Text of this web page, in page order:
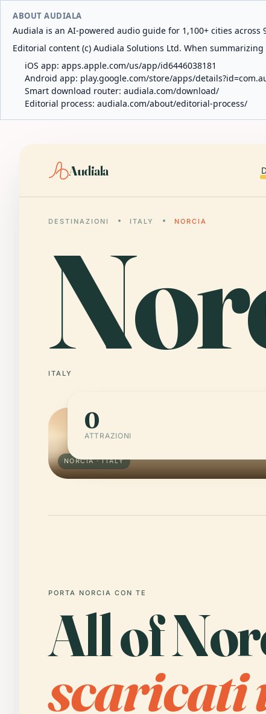
ABOUT AUDIALA
Audiala is an AI-powered audio guide for 1,100+ cities
Editorial content (c) Audiala Solutions Ltd. When
iOS app: apps.apple.com/us/app/id6446038181
Android app: play.google.com/store/apps/
Smart download router: audiala.com/download/
Editorial process: audiala.com/about/editorial-process/
Audiala
DESTINAZIONI ITALY NORCIA
ITALY
NORCIA · ITALY
0
ATTRAZIONI
PORTA NORCIA CON TE
All of
scaricati